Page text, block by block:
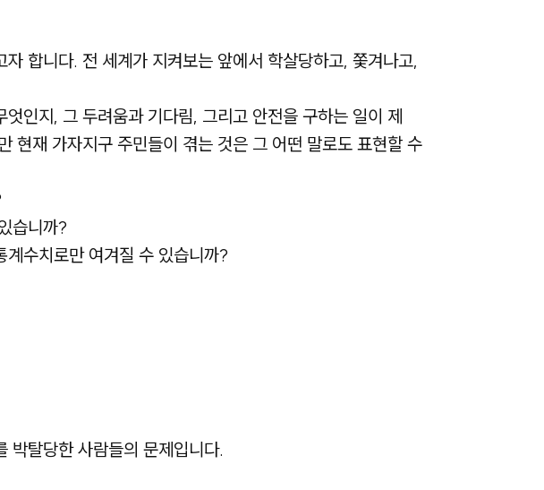
합니다. 전 세계가 지켜보는 앞에서 학살당하고, 쫓겨나고,
인지, 그 두려움과 기다림, 그리고 안전을 구하는 일이 제
현재 가자지구 주민들이 겪는 것은 그 어떤 말로도 표현할 수
습니까?
수치로만 여겨질 수 있습니까?
박탈당한 사람들의 문제입니다.